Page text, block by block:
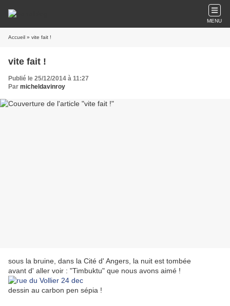
MENU
Accueil » vite fait !
vite fait !
Publié le 25/12/2014 à 11:27
Par micheldavinroy
sous la bruine, dans la Cité d' Angers, la nuit est tombée
avant d' aller voir : "Timbuktu" que nous avons aimé !
dessin au carbon pen sépia !